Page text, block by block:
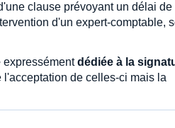
clause prévoyant un délai de
d'un expert-comptable,
expressémentdédiée à la
l'acceptation de celles-ci mais la